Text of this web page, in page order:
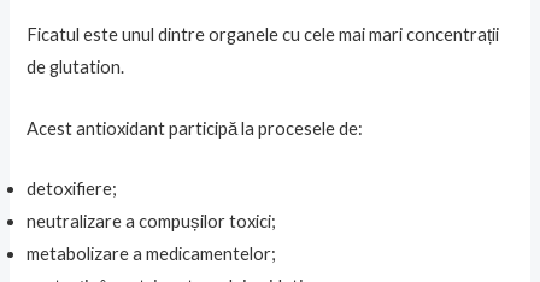
Ficatul este unul dintre organele cu cele mai mari concentrații
de glutation.
Acest antioxidant participă la procesele de:
detoxifiere;
neutralizare a compușilor toxici;
metabolizare a medicamentelor;